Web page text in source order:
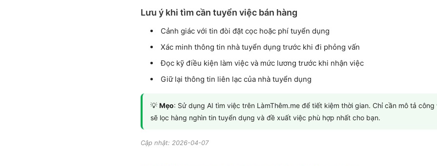
Lưu ý khi tìm cần tuyển việc bán hàng
Cảnh giác với tin đòi đặt cọc hoặc phí tuyển dụng
Xác minh thông tin nhà tuyển dụng trước khi đi phỏng vấn
Đọc kỹ điều kiện làm việc và mức lương trước khi nhận việc
Giữ lại thông tin liên lạc của nhà tuyển dụng
💡 Mẹo: Sử dụng AI tìm việc trên LàmThêm.me để tiết kiệm thời gian. Chỉ cần mô tả công
sẽ lọc hàng nghìn tin tuyển dụng và đề xuất việc phù hợp nhất cho bạn.
Cập nhật: 2026-04-07